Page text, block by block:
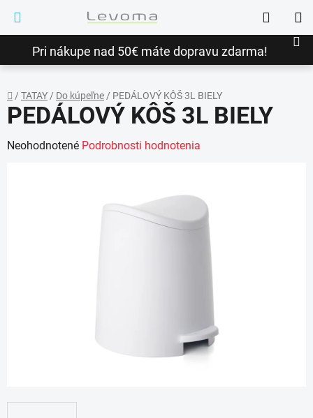
obsah
Pri nákupe nad 50€ máte dopravu zdarma!
Hľadať
Domov
/ TATAY/ Do kúpeľne/ PEDÁLOVÝ KÔŠ 3L BIELY
PEDÁLOVÝ KÔŠ 3L BIELY
Priemerné
Neohodnotené Podrobnosti hodnotenia